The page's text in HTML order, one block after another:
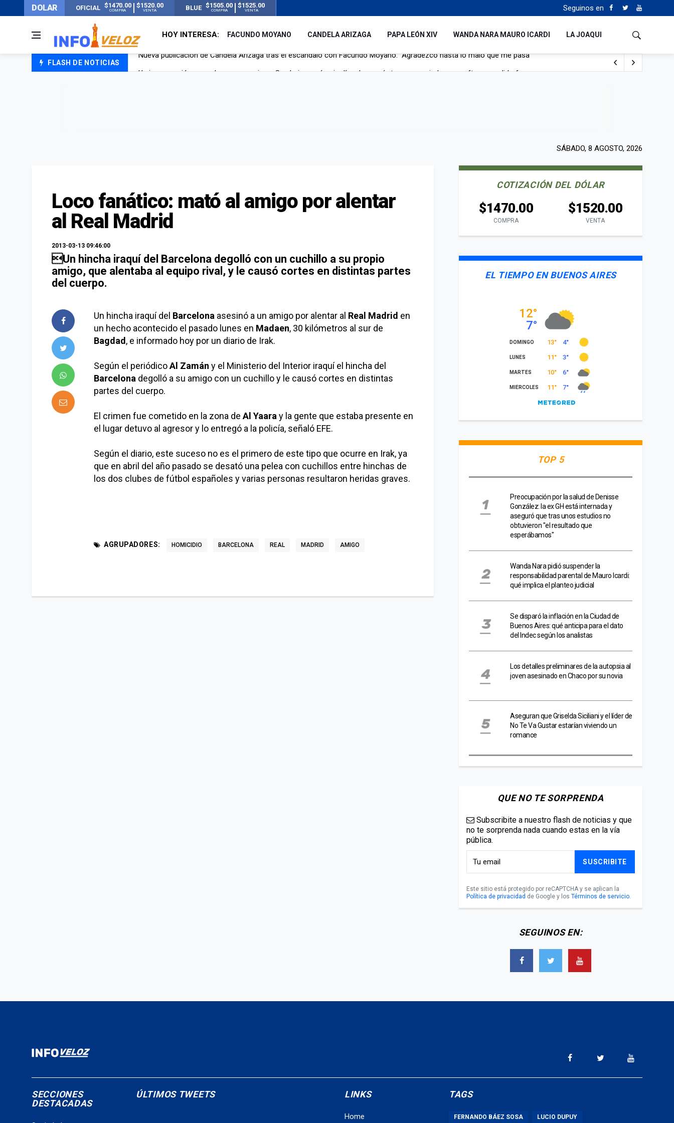
DOLAR OFICIAL $1470.00
COMPRA
$1520.00
VENTA BLUE $1505.00
COMPRA
$1525.00
VENTA Seguinos en
HOY INTERESA: FACUNDO MOYANO CANDELA ARIZAGA PAPA LEÓN XIV WANDA NARA MAURO ICARDI LA JOAQUI
FLASH DE NOTICIAS
SÁBADO, 8 AGOSTO, 2026
Loco fanático: mató al amigo por alentar
al Real Madrid
2013-03-13 09:46:00
Un hincha iraquí del Barcelona degolló con un cuchillo a su propio
amigo, que alentaba al equipo rival, y le causó cortes en distintas partes
del cuerpo.
Un hincha iraquí del Barcelona asesinó a un amigo por alentar al Real Madrid en
un hecho acontecido el pasado lunes en Madaen, 30 kilómetros al sur de
Bagdad , e informado hoy por un diario de Irak.
Según el periódicoAl Zamán y el Ministerio del Interior iraquí el hincha del
Barcelona degolló a su amigo con un cuchillo y le causó cortes en distintas
partes del cuerpo.
El crimen fue cometido en la zona de Al Yaara y la gente que estaba presente en
el lugar detuvo al agresor y lo entregó a la policía, señaló EFE.
Según el diario, este suceso no es el primero de este tipo que ocurre en Irak, ya
que en abril del año pasado se desató una pelea con cuchillos entre hinchas de
los dos clubes de fútbol españoles y varias personas resultaron heridas graves.
AGRUPADORES: HOMICIDIO BARCELONA REAL MADRID AMIGO
COTIZACIÓN DEL DÓLAR
$1470.00
COMPRA
$1520.00
VENTA
EL TIEMPO EN BUENOS AIRES
TOP 5
Preocupación por la salud de Denisse
González: la ex GH está internada y
aseguró que tras unos estudios no
obtuvieron "el resultado que
esperábamos"
Wanda Nara pidió suspender la
responsabilidad parental de Mauro Icardi:
qué implica el planteo judicial
Se disparó la inflación en la Ciudad de
Buenos Aires: qué anticipa para el dato
del Indec según los analistas
Los detalles preliminares de la autopsia al
joven asesinado en Chaco por su novia
Aseguran que Griselda Siciliani y el líder de
No Te Va Gustar estarían viviendo un
romance
QUE NO TE SORPRENDA
Subscribite a nuestro flash de noticias y que
no te sorprenda nada cuando estas en la vía
pública.
SUSCRIBITE
Este sitio está protegido por reCAPTCHA y se aplican la
Política de privacidad de Google y los Términos de servicio.
SEGUINOS EN:
SECCIONES
DESTACADAS
ÚLTIMOS TWEETS LINKS
Home
TAGS
FERNANDO BÁEZ SOSA LUCIO DUPUY